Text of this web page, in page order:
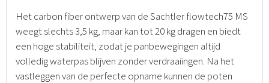
Het carbon fiber ontwerp van de Sachtler flowtech75 MS
weegt slechts 3,5 kg, maar kan tot 20 kg dragen en biedt
een hoge stabiliteit, zodat je panbewegingen altijd
volledig waterpas blijven zonder verdraaiingen. Na het
vastleggen van de perfecte opname kunnen de poten